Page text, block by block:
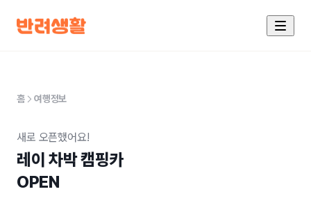
홈 여행정보
새로 오픈했어요!
레이 차박 캠핑카
OPEN